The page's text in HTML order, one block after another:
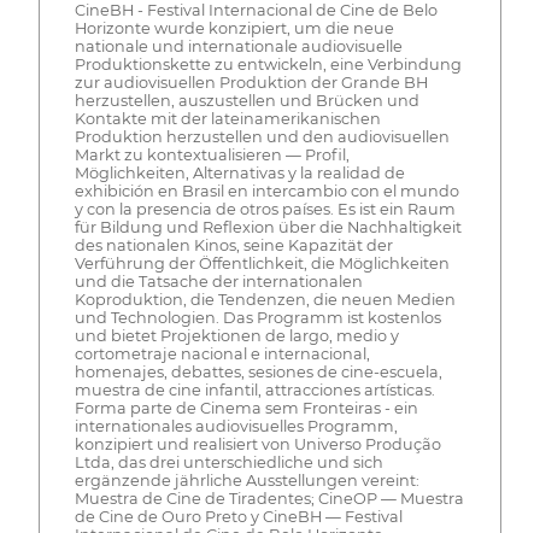
CineBH - Festival Internacional de Cine de Belo
Horizonte wurde konzipiert, um die neue
nationale und internationale audiovisuelle
Produktionskette zu entwickeln, eine Verbindung
zur audiovisuellen Produktion der Grande BH
herzustellen, auszustellen und Brücken und
Kontakte mit der lateinamerikanischen
Produktion herzustellen und den audiovisuellen
Markt zu kontextualisieren — Profil,
Möglichkeiten, Alternativas y la realidad de
exhibición en Brasil en intercambio con el mundo
y con la presencia de otros países. Es ist ein Raum
für Bildung und Reflexion über die Nachhaltigkeit
des nationalen Kinos, seine Kapazität der
Verführung der Öffentlichkeit, die Möglichkeiten
und die Tatsache der internationalen
Koproduktion, die Tendenzen, die neuen Medien
und Technologien. Das Programm ist kostenlos
und bietet Projektionen de largo, medio y
cortometraje nacional e internacional,
homenajes, debattes, sesiones de cine-escuela,
muestra de cine infantil, attracciones artísticas.
Forma parte de Cinema sem Fronteiras - ein
internationales audiovisuelles Programm,
konzipiert und realisiert von Universo Produção
Ltda, das drei unterschiedliche und sich
ergänzende jährliche Ausstellungen vereint:
Muestra de Cine de Tiradentes; CineOP — Muestra
de Cine de Ouro Preto y CineBH — Festival